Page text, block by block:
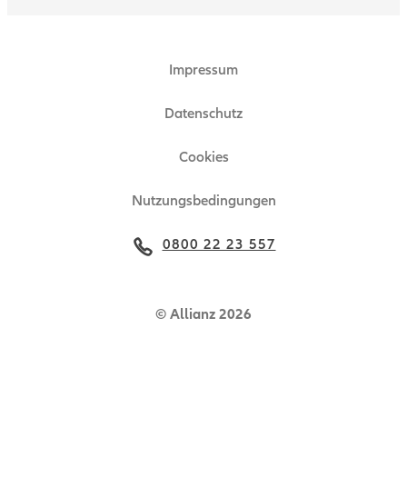
Impressum
Datenschutz
Cookies
Nutzungsbedingungen
© Allianz 2026
0800 22 23 557